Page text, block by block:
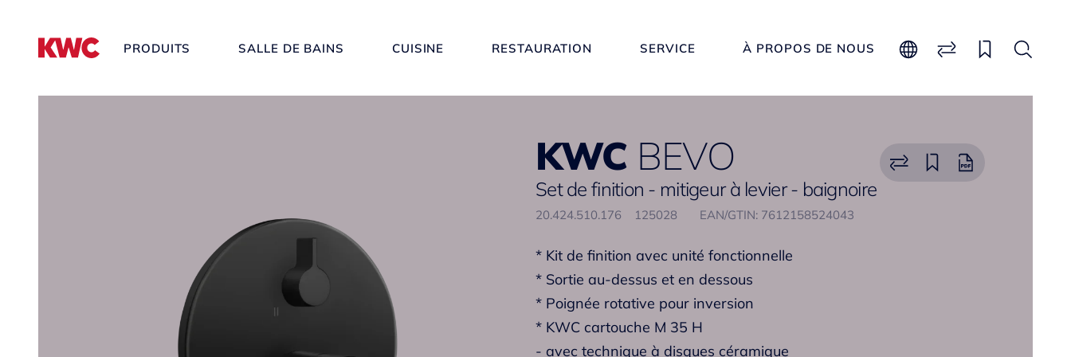
PRODUITS SALLE DE BAINS CUISINE RESTAURATION SERVICE À PROPOS DE NOUS
KWC BEVO
Set de finition - mitigeur à levier - baignoire
20.424.510.176 125028 EAN/GTIN: 7612158524043
* Kit de finition avec unité fonctionnelle
* Sortie au-dessus et en dessous
* Poignée rotative pour inversion
* KWC cartouche M 35 H
- avec technique à disques céramique